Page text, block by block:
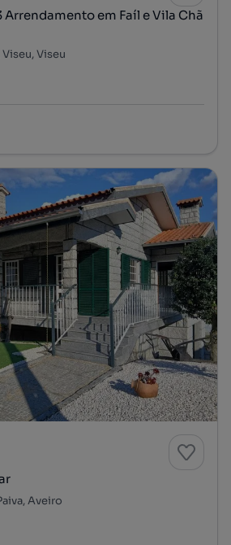
Arrendamento em Faíl e Vila Chã
Viseu, Viseu
Aveiro